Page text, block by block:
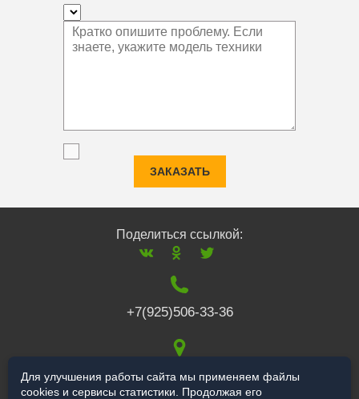
ЗАКАЗАТЬ
Поделиться ссылкой:
+7(925)506-33-36
117519,г. Москва,
Для улучшения работы сайта мы применяем файлы
cookies и сервисы статистики. Продолжая его